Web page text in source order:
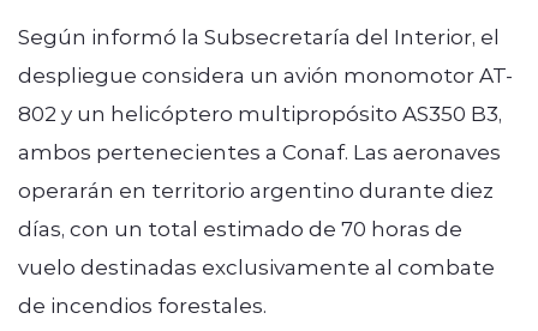
Según informó la Subsecretaría del Interior, el
despliegue considera un avión monomotor AT-
802 y un helicóptero multipropósito AS350 B3,
ambos pertenecientes a Conaf. Las aeronaves
operarán en territorio argentino durante diez
días, con un total estimado de 70 horas de
vuelo destinadas exclusivamente al combate
de incendios forestales.